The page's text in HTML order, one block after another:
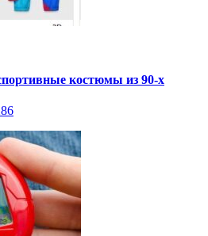
костюмы из 90-х